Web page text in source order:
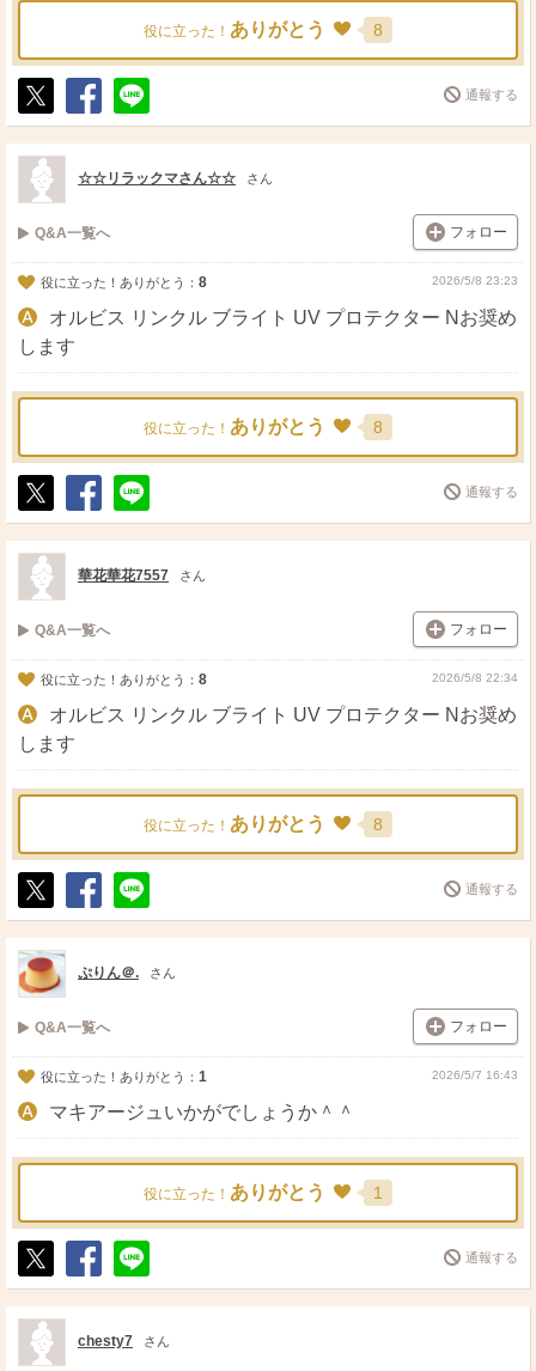
役に立った！ ありがとう 8
ポ
ス
ト
シ
ェ
送
る
通報する
☆☆リラックマさん☆☆ さん
Q&A一覧へ フォロー
役に立った！ありがとう： 8 2026/5/8 23:23
オルビス リンクル ブライト UV プロテクター Nお奨め
します
役に立った！ ありがとう 8
ポ
ス
ト
シ
ェ
送
る
通報する
華花華花7557 さん
Q&A一覧へ フォロー
役に立った！ありがとう： 8 2026/5/8 22:34
オルビス リンクル ブライト UV プロテクター Nお奨め
します
役に立った！ ありがとう 8
ポ
ス
ト
シ
ェ
送
る
通報する
ぷりん＠. さん
Q&A一覧へ フォロー
役に立った！ありがとう： 1 2026/5/7 16:43
マキアージュいかがでしょうか＾＾
役に立った！ ありがとう 1
ポ
ス
ト
シ
ェ
送
る
通報する
chesty7 さん